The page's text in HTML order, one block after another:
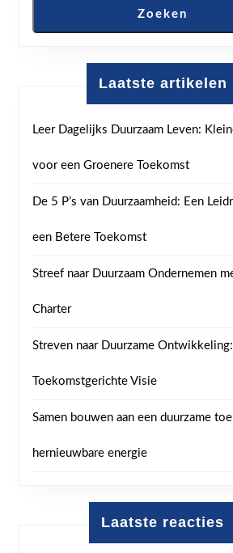
Zoeken
Laatste artikelen
Leer Dagelijks Duurzaam Leven:
voor een Groenere Toekomst
De 5 P’s van Duurzaamheid: Een
een Betere Toekomst
Streef naar Duurzaam Ondernemen
Charter
Streven naar Duurzame
Toekomstgerichte Visie
Samen bouwen aan een duurzame
hernieuwbare energie
Laatste reacties